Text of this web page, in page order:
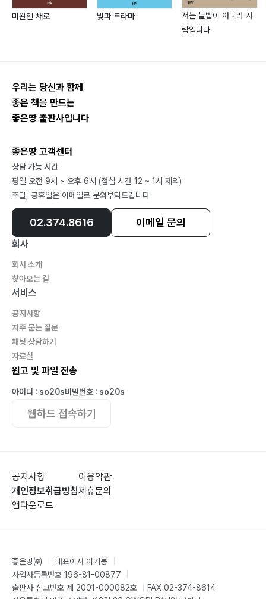
인간과 동물이 공존하는 런던149
세계 최고의 교수와 북한 문제를 토론하다152
다음 무대는 싱가포르와 미얀마로166
배움의 터전을 떠나며170
싱가포르에서 본 가능성과 한계174
북한의 시장경제화를 돕는 싱가포르 NGO177
모든 신혼부부에게 집을 주는 나라182
청년이 국가를 이끌어 가는 나라187
약자를 위하는 국가191
국민을 고소하는 싱가포르 정부195
진정한 민주주의를 깨닫다, 미얀마에서의 시간200
민주주의 투쟁의 현장인 미얀마로의 목숨 건 여행200
미얀마 국회의원들에게 공공정책을 가르치다205
수많은 보석으로 장식된 미얀마 국회의사당213
탄압받는 소수 민족을 위한 연구를 하다220
선거관리부 장관을 찾아가다225
소수 민족 정치지도자와의 만남228
민주주의 연구를 위해 떠나는 마지막 여정233
덴마크 코펜하겐 비즈니스 스쿨에 합격하다237
미얀마를 떠나며, 아쉬운 미련을 남기고241
행복한 나라를 만들기 위해, 덴마크 친구들에게서 배운 철
교수님에게 존대했다가 덴마크 친구들에게 혼났다255
마르크스 추종자인 덴마크 친구의 노동 유연성 찬양259
인간의 존엄성을 철학으로 가지고 있는 나라263
학업을 포기하고 한국으로 돌아오다277
정치와 리더십을 배우기 위해 파리정치대학에 입학하다
280
미완인 채로 빛과 드라마
저는 불법이 아니라 사
람입니다
우리는 당신과 함께
좋은 책을 만드는
좋은땅 출판사입니다
좋은땅 고객센터
상담 가능 시간
평일 오전 9시 ~ 오후 6시 (점심 시간 12 ~ 1시 제외)
주말, 공휴일은 이메일로 문의부탁드립니다
02.374.8616 이메일 문의
회사
회사 소개
찾아오는 길
서비스
공지사항
자주 묻는 질문
채팅 상담하기
자료실
원고 및 파일 전송
아이디 : so20s비밀번호 : so20s
웹하드 접속하기
공지사항
개인정보취급방침
앱다운로드
이용약관
제휴문의
좋은땅㈜ 대표이사 이기봉
사업자등록번호 196-81-00877
출판사 신고번호 제 2001-000082호
FAX 02-374-8614